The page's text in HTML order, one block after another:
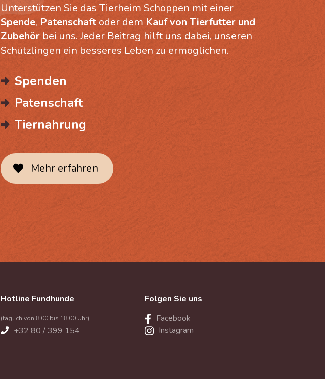
Unterstützen Sie das Tierheim Schoppen mit einer
Spende, Patenschaft oder dem Kauf von Tierfutter und
Zubehör bei uns. Jeder Beitrag hilft uns dabei, unseren
Schützlingen ein besseres Leben zu ermöglichen.
Spenden
Patenschaft
Tiernahrung
Mehr erfahren
Hotline Fundhunde
(täglich von 8.00 bis 18.00 Uhr)
+32 80 / 399 154
Folgen Sie uns
Facebook
Instagram